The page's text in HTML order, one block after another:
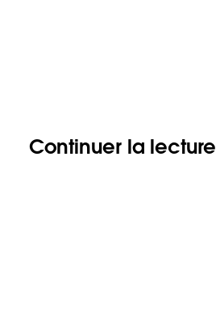
Continuer la lecture